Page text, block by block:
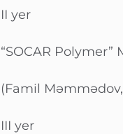
II yer
“SOCAR Polymer”
(Famil
III yer